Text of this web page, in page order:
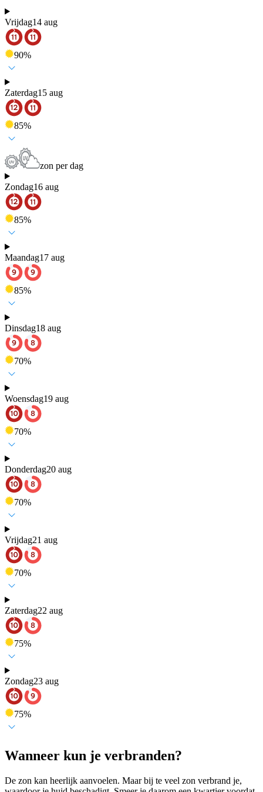
Vrijdag14 aug
90%
Zaterdag15 aug
85%
zon per dag
Zondag16 aug
85%
Maandag17 aug
85%
Dinsdag18 aug
70%
Woensdag19 aug
70%
Donderdag20 aug
70%
Vrijdag21 aug
70%
Zaterdag22 aug
75%
Zondag23 aug
75%
Wanneer kun je verbranden?
De zon kan heerlijk aanvoelen. Maar bij te veel zon verbrand je,